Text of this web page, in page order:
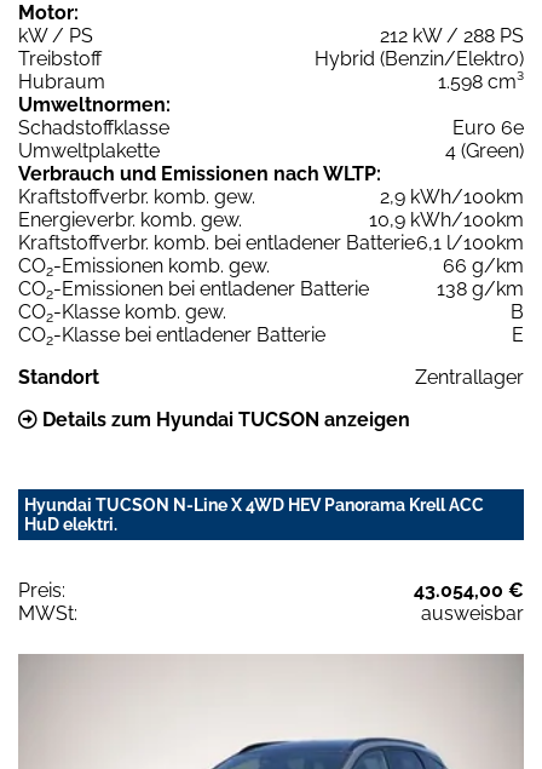
Motor:
kW / PS
212 kW / 288 PS
Treibstoff
Hybrid (Benzin/Elektro)
Hubraum
1.598 cm³
Umweltnormen:
Schadstoffklasse
Euro 6e
Umweltplakette
4 (Green)
Verbrauch und Emissionen nach WLTP:
Kraftstoffverbr. komb. gew.
2,9 kWh/100km
Energieverbr. komb. gew.
10,9 kWh/100km
Kraftstoffverbr. komb. bei entladener Batterie6,1 l/100km
CO2-Emissionen komb. gew.
66 g/km
CO2-Emissionen bei entladener Batterie
138 g/km
CO2-Klasse komb. gew.
B
CO2-Klasse bei entladener Batterie
E
Standort
Zentrallager
Details zum Hyundai TUCSON anzeigen
Hyundai TUCSON N-Line X 4WD HEV Panorama Krell ACC
HuD elektri.
Preis:
43.054,00 €
MWSt:
ausweisbar